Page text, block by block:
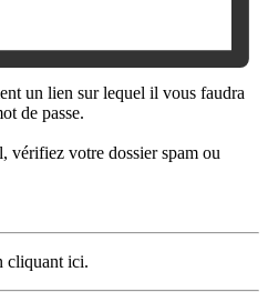
un lien sur lequel il vous faudra
de passe.
vérifiez votre dossier spam ou
cliquant ici.